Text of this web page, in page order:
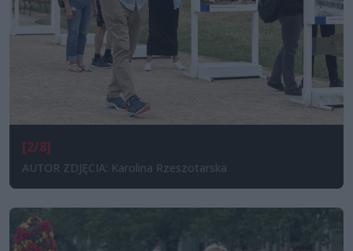
[2/8]
AUTOR ZDJĘCIA: Karolina Rzeszotarska